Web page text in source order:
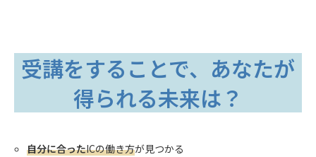
受講をすることで、あなたが
得られる未来は？
自分に合ったICの働き方が見つかる